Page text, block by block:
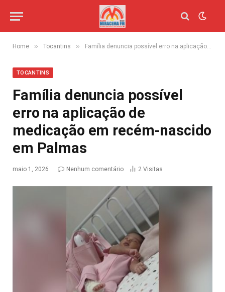
Home » Tocantins » Família denuncia possível erro na aplicação de medicação em recém-nascido em Palmas
TOCANTINS
Família denuncia possível
erro na aplicação de
medicação em recém-nascido
em Palmas
maio 1, 2026 Nenhum comentário 2 Visitas